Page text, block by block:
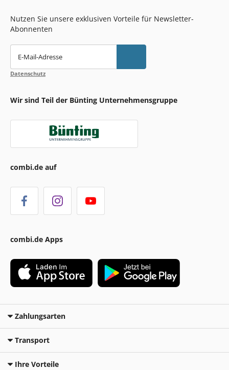
Nutzen Sie unsere exklusiven Vorteile für Newsletter-
Abonnenten
E-Mail-Adresse
Datenschutz
Wir sind Teil der Bünting Unternehmensgruppe
combi.de auf
combi.de Apps
Zahlungsarten
Transport
Ihre Vorteile